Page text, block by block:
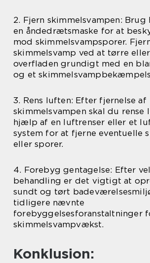
2. Fjern skimmelsvampen: Brug
en åndedrætsmaske for at
mod skimmelsvampsporer.
skimmelsvamp ved at tørre
overfladen grundigt med en
og et
3. Rens luften: Efter fjernelse af
skimmelsvampen skal du rense
hjælp af en luftrenser eller et
system for at fjerne eventuelle
eller sporer.
4. Forebyg gentagelse: Efter
behandling er det vigtigt at
sundt og tørt
tidligere nævnte
forebyggelsesforanstaltninger
skimmelsvampvækst.
Konklusion: